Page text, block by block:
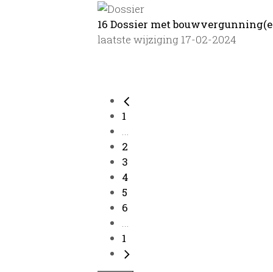
16 Dossier met
laatste wijziging 17-02-2024
1
...
2
3
4
5
6
...
1